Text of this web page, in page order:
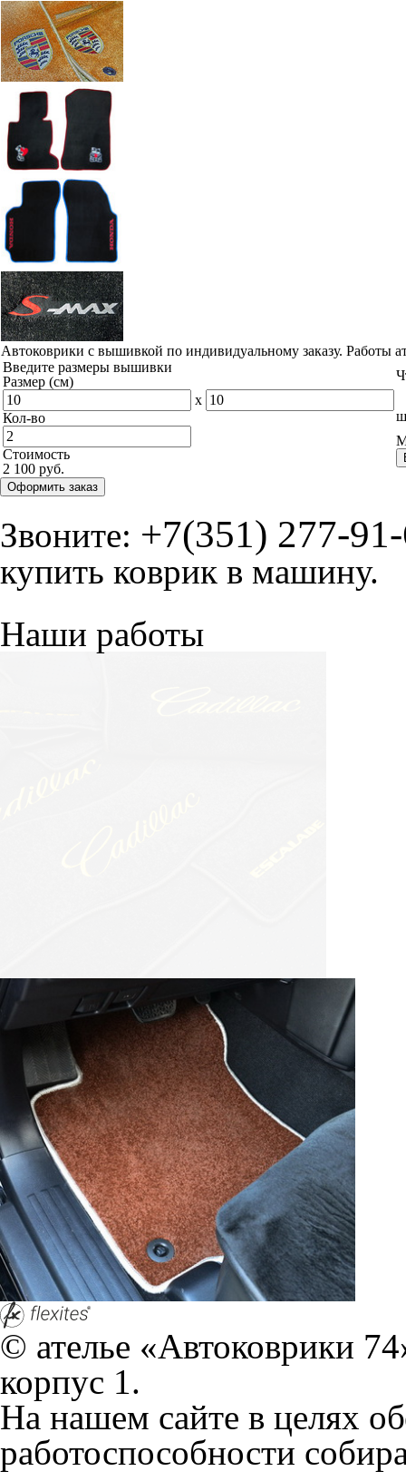
Автоковрики с вышивкой по индивидуальному заказу. Работы
Введите размеры вышивки
Размер (см)
x
Кол-во
Стоимость
2 100 руб.
Оформить заказ
Звоните: +7(351) 277-
купить коврик в машину.
Наши работы
корпус 1.
На нашем сайте в целях
работоспособности
персональных данных,
браузером. Это,
и т.д. Если Вы
согласие на обработку
Положении по обработке
+7 (351) 277 91 67